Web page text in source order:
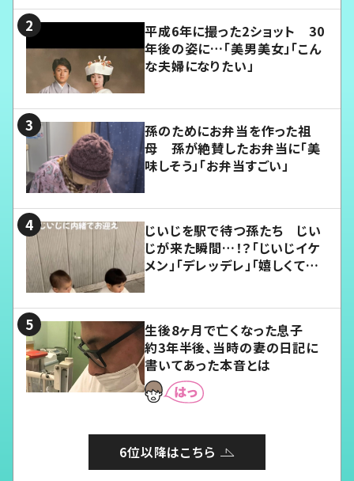
平成6年に撮った2ショット 30
年後の姿に…「美男美女」「こん
な夫婦になりたい」
孫のためにお弁当を作った祖
母 孫が絶賛したお弁当に「美
味しそう」「お弁当すごい」
じいじを駅で待つ孫たち じい
じが来た瞬間…！？「じいじイケ
メン」「デレッデレ」「嬉しくて可
生後8ヶ月で亡くなった息子
約3年半後、当時の妻の日記に
書いてあった本音とは
6位以降はこちら